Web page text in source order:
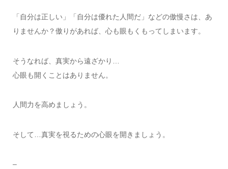
「自分は正しい」「自分は優れた人間だ」などの傲慢さは、あ
りませんか？傲りがあれば、心も眼もくもってしまいます。
そうなれば、真実から遠ざかり…
心眼も開くことはありません。
人間力を高めましょう。
そして…真実を視るための心眼を開きましょう。
–